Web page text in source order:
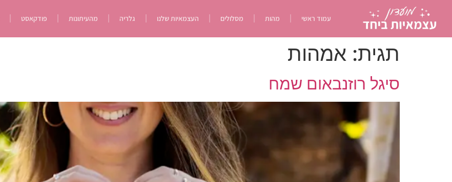
עמוד ראשי מהות מסלולים העצמאיות שלנו גלריה מהעיתונות פודקאסט
תגית: אמהות
סיגל רוזנבאום שמח